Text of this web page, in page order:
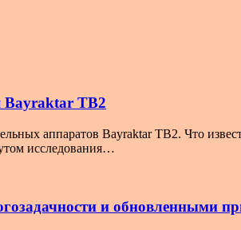
Bayraktar TB2
аппаратов Bayraktar TB2. Что
исследования…
и обновленными